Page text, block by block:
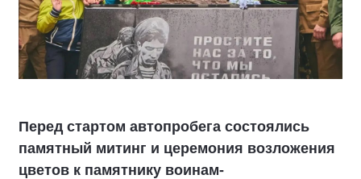
Перед стартом автопробега состоялись
памятный митинг и церемония возложения
цветов к памятнику воинам-